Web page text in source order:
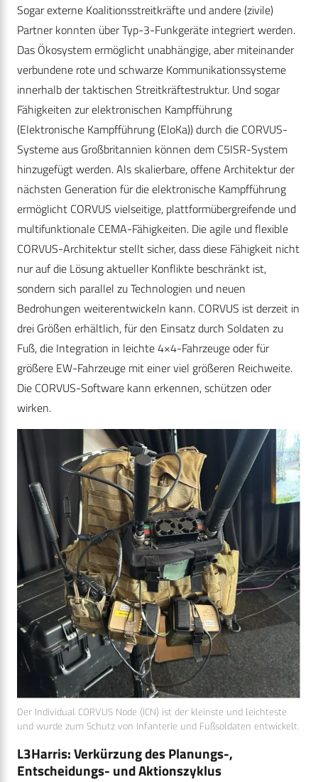
Sogar externe Koalitionsstreitkräfte und andere (zivile)
Partner konnten über Typ-3-Funkgeräte integriert werden.
Das Ökosystem ermöglicht unabhängige, aber miteinander
verbundene rote und schwarze Kommunikationssysteme
innerhalb der taktischen Streitkräftestruktur. Und sogar
Fähigkeiten zur elektronischen Kampfführung
(Elektronische Kampfführung (EloKa)) durch die CORVUS-
Systeme aus Großbritannien können dem C5ISR-System
hinzugefügt werden. Als skalierbare, offene Architektur der
nächsten Generation für die elektronische Kampfführung
ermöglicht CORVUS vielseitige, plattformübergreifende und
multifunktionale CEMA-Fähigkeiten. Die agile und flexible
CORVUS-Architektur stellt sicher, dass diese Fähigkeit nicht
nur auf die Lösung aktueller Konflikte beschränkt ist,
sondern sich parallel zu Technologien und neuen
Bedrohungen weiterentwickeln kann. CORVUS ist derzeit in
drei Größen erhältlich, für den Einsatz durch Soldaten zu
Fuß, die Integration in leichte 4×4-Fahrzeuge oder für
größere EW-Fahrzeuge mit einer viel größeren Reichweite.
Die CORVUS-Software kann erkennen, schützen oder
wirken.
Der Individual CORVUS Node (ICN) ist der kleinste und leichteste
und wurde zum Schutz von Infanterie und Fußsoldaten entwickelt.
L3Harris: Verkürzung des Planungs-,
Entscheidungs- und Aktionszyklus